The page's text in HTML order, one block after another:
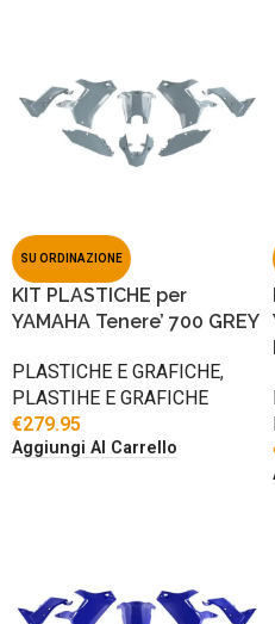
SU ORDINAZIONE
KIT PLASTICHE per
YAMAHA Tenere’ 700 GREY
PLASTICHE E GRAFICHE,
PLASTIHE E GRAFICHE
€279.95
Aggiungi Al Carrello